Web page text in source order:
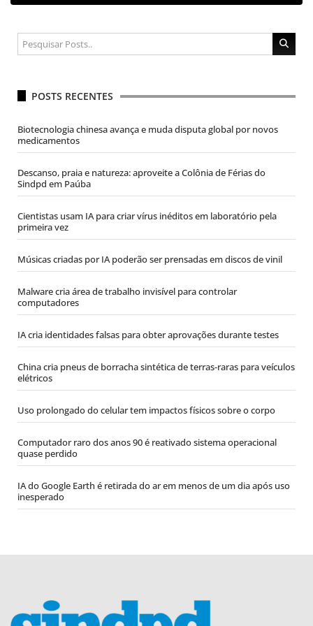
POSTS RECENTES
Biotecnologia chinesa avança e muda disputa global por novos
medicamentos
Descanso, praia e natureza: aproveite a Colônia de Férias do
Sindpd em Paúba
Cientistas usam IA para criar vírus inéditos em laboratório pela
primeira vez
Músicas criadas por IA poderão ser prensadas em discos de vinil
Malware cria área de trabalho invisível para controlar
computadores
IA cria identidades falsas para obter aprovações durante testes
China cria pneus de borracha sintética de terras-raras para veículos
elétricos
Uso prolongado do celular tem impactos físicos sobre o corpo
Computador raro dos anos 90 é reativado sistema operacional
quase perdido
IA do Google Earth é retirada do ar em menos de um dia após uso
inesperado